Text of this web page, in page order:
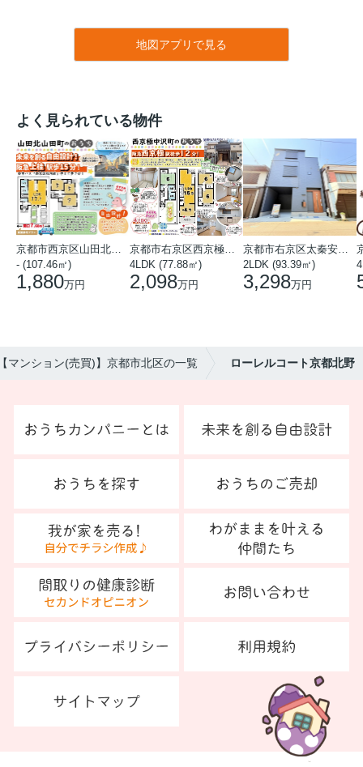
地図アプリで見る
よく見られている物件
- (107.46㎡)
1,880万円
4LDK (77.88㎡)
2,098万円
2LDK (93.39㎡)
3,298万円
マンション(売買)】京都市北区の一覧 ローレルコート京都北野